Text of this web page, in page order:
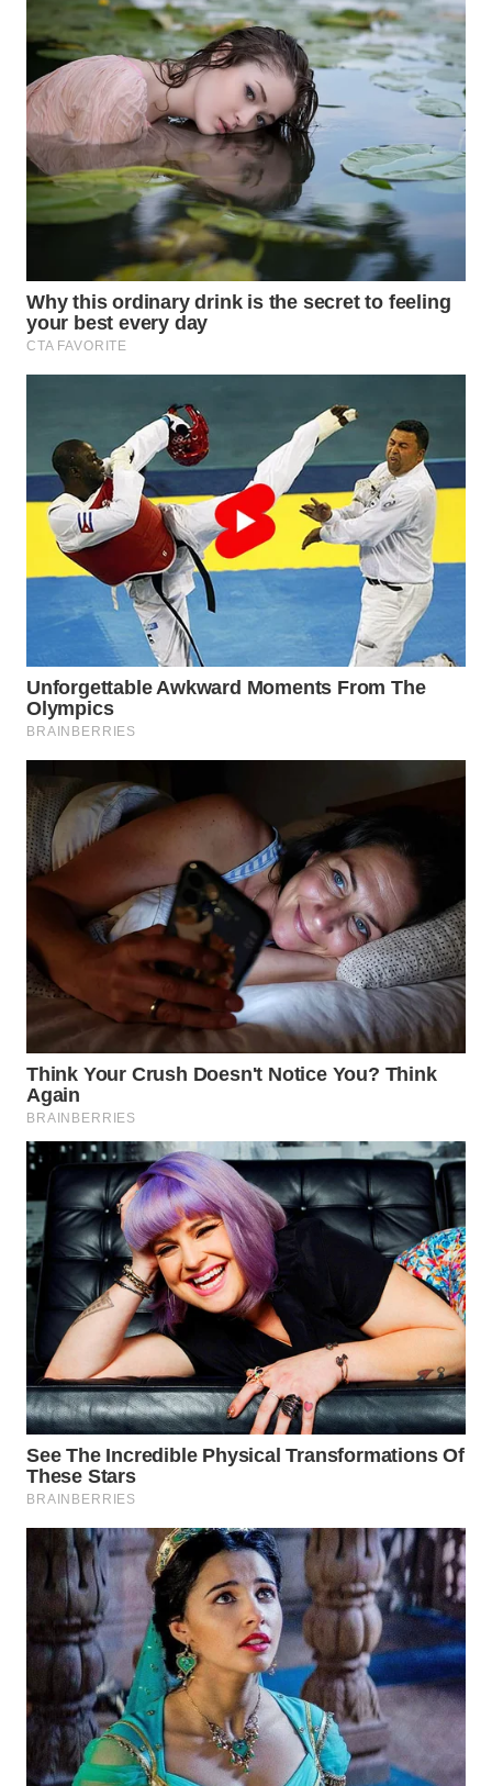
TEBING
TINGGI
WN
PAKPAK
WN
KARAWANG
WN
BEKASI
WN
DEPOK
WN
TAPANULI
UTARA
WN
WN
PADANG
LAWAS
SUMEDANG
WN
CIANJUR
KEPULAUAN
SERIBU
WN
TANGERANG
WN
BINJAI
WN
CIREBON
WN
INDRAMAYU
WN
KUNINGAN
WN
WN
SUBANG
WN
SUKABUMI
WN
PURWAKARTA